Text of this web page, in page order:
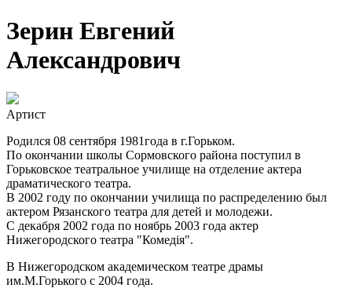
Зерин Евгений
Александрович
Артист
Родился 08 сентября 1981года в г.Горьком.
По окончании школы Сормовского района поступил в
Горьковское театральное училище на отделение актера
драматического театра.
В 2002 году по окончании училища по распределению был
актером Рязанского театра для детей и молодежи.
С декабря 2002 года по ноябрь 2003 года актер
Нижегородского театра "Комедiя".
В Нижегородском академическом театре драмы
им.М.Горького с 2004 года.